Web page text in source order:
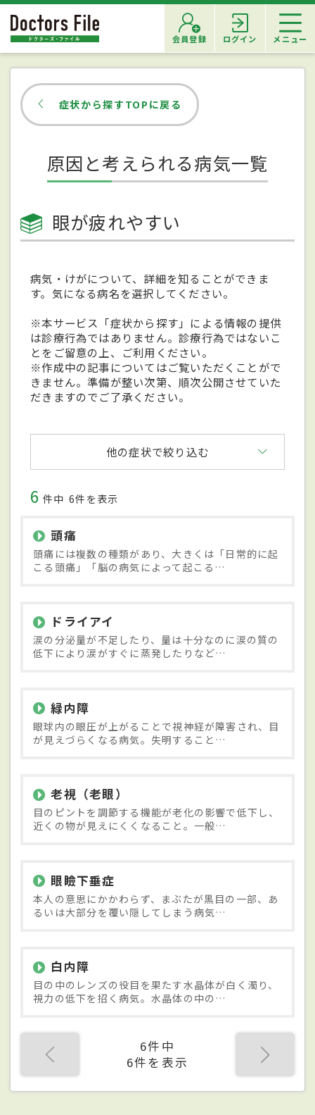
会員登録 ログイン メニュー
症状から探すTOPに戻る
原因と考えられる病気一覧
眼が疲れやすい
病気・けがについて、詳細を知ることができま
す。気になる病名を選択してください。
※本サービス「症状から探す」による情報の提供
は診療行為ではありません。診療行為ではないこ
とをご留意の上、ご利用ください。
※作成中の記事についてはご覧いただくことがで
きません。準備が整い次第、順次公開させていた
だきますのでご了承ください。
他の症状で絞り込む
6 件中 6件を表示
頭痛
頭痛には複数の種類があり、大きくは「日常的に起
こる頭痛」「脳の病気によって起こる…
ドライアイ
涙の分泌量が不足したり、量は十分なのに涙の質の
低下により涙がすぐに蒸発したりなど…
緑内障
眼球内の眼圧が上がることで視神経が障害され、目
が見えづらくなる病気。失明すること…
老視（老眼）
目のピントを調節する機能が老化の影響で低下し、
近くの物が見えにくくなること。一般…
眼瞼下垂症
本人の意思にかかわらず、まぶたが黒目の一部、あ
るいは大部分を覆い隠してしまう病気…
白内障
目の中のレンズの役目を果たす水晶体が白く濁り、
視力の低下を招く病気。水晶体の中の…
6件中
6件を表示